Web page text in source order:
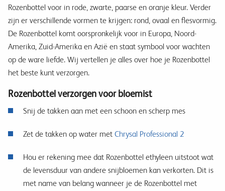
Rozenbottel voor in rode, zwarte, paarse en oranje kleur. Verder
zijn er verschillende vormen te krijgen: rond, ovaal en flesvormig.
De Rozenbottel komt oorspronkelijk voor in Europa, Noord-
Amerika, Zuid-Amerika en Azië en staat symbool voor wachten
op de ware liefde. Wij vertellen je alles over hoe je Rozenbottel
het beste kunt verzorgen.
Rozenbottel verzorgen voor bloemist
Snij de takken aan met een schoon en scherp mes
Zet de takken op water met Chrysal Professional 2
Hou er rekening mee dat Rozenbottel ethyleen uitstoot wat
de levensduur van andere snijbloemen kan verkorten. Dit is
met name van belang wanneer je de Rozenbottel met